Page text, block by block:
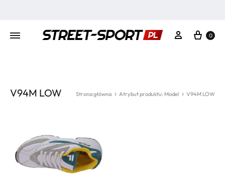
Moje konto
0
V94M LOW Strona główna Atrybut produktu: Model V94M LOW